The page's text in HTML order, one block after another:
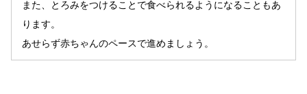
また、とろみをつけることで食べられるようになることもあ
ります。
あせらず赤ちゃんのペースで進めましょう。